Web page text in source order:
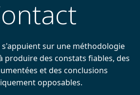
sur une méthodologie
produire des constats fiables, des
et des conclusions
opposables.